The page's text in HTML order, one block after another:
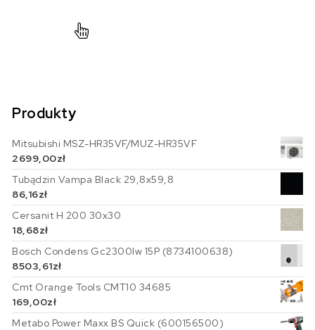
Produkty
Mitsubishi MSZ-HR35VF/MUZ-HR35VF
2699,00zł
Tubądzin Vampa Black 29,8x59,8
86,16zł
Cersanit H 200 30x30
18,68zł
Bosch Condens Gc2300Iw 15P (8734100638)
8503,61zł
Cmt Orange Tools CMT10 34685
169,00zł
Metabo Power Maxx BS Quick (600156500)